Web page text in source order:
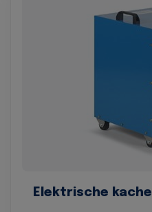
Elektrische kachel